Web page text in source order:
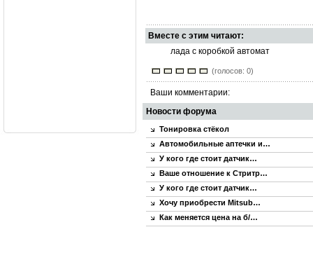
Вместе с этим читают:
лада с коробкой автомат
(голосов: 0)
Ваши комментарии:
Новости форума
Тонировка стёкол
Автомобильные аптечки и…
У кого где стоит датчик…
Ваше отношение к Стритр…
У кого где стоит датчик…
Хочу приобрести Mitsub…
Как меняется цена на б/…